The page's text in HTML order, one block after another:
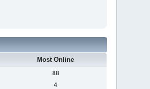
Most Online
88
4